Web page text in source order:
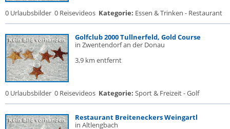
0 Urlaubsbilder 0 Reisevideos Kategorie: Essen & Trinken - Restaurant
Golfclub 2000 Tullnerfeld, Gold Course
in Zwentendorf an der Donau
3,9 km entfernt
0 Urlaubsbilder 0 Reisevideos Kategorie: Sport & Freizeit - Golf
Restaurant Breiteneckers Weingartl
in Altlengbach